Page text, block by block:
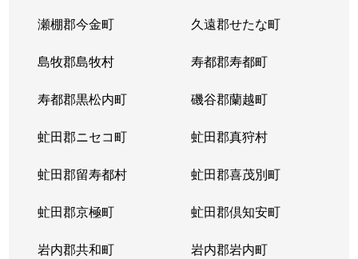
瀬棚郡今金町 久遠郡せたな町
島牧郡島牧村 寿都郡寿都町
寿都郡黒松内町 磯谷郡蘭越町
虻田郡ニセコ町 虻田郡真狩村
虻田郡留寿都村 虻田郡喜茂別町
虻田郡京極町 虻田郡倶知安町
岩内郡共和町 岩内郡岩内町